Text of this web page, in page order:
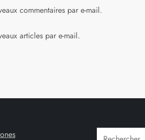
commentaires par e-mail.
articles par e-mail.
Rechercher :